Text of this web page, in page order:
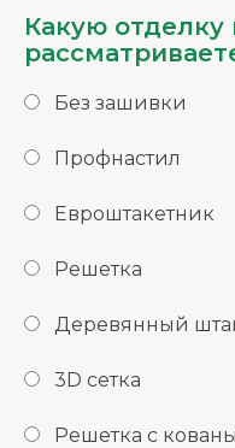
Какую отделку
Без зашивки
Профнастил
Евроштакетник
Решетка
Деревянный
3D сетка
Решетка с